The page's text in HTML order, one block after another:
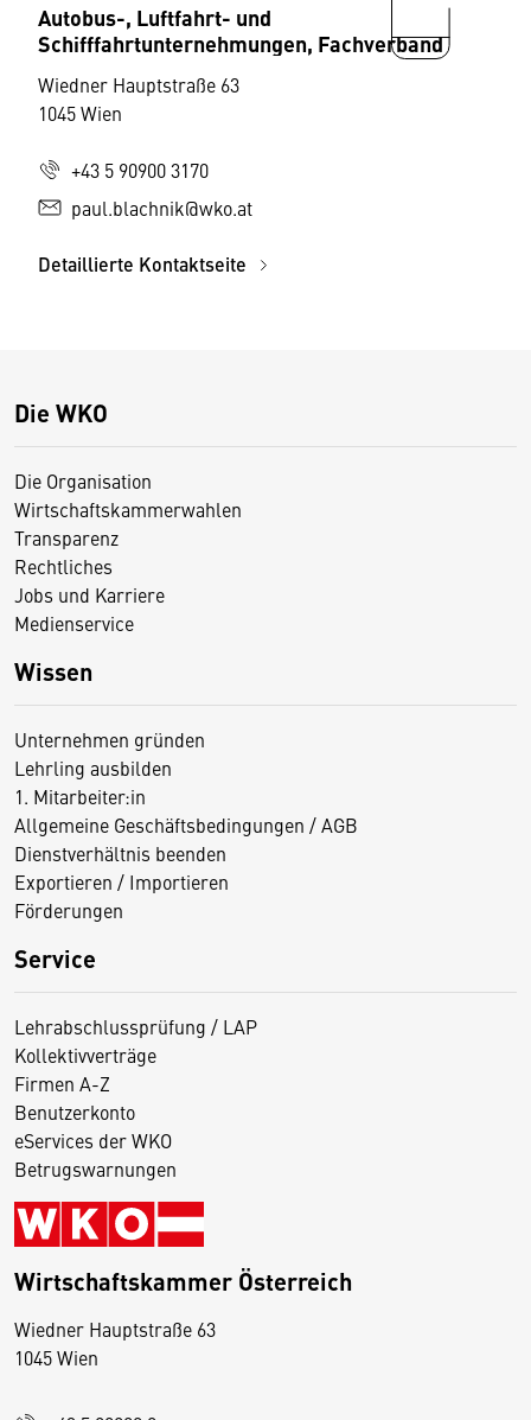
Autobus-, Luftfahrt- und
Schifffahrtunternehmungen, Fachverband
Wiedner Hauptstraße 63
1045 Wien
+43 5 90900 3170
paul.blachnik@wko.at
Detaillierte Kontaktseite
Die WKO
Die Organisation
Wirtschaftskammerwahlen
Transparenz
Rechtliches
Jobs und Karriere
Medienservice
Wissen
Unternehmen gründen
Lehrling ausbilden
1. Mitarbeiter:in
Allgemeine Geschäftsbedingungen / AGB
Dienstverhältnis beenden
Exportieren / Importieren
Förderungen
Service
Lehrabschlussprüfung / LAP
Kollektivverträge
Firmen A-Z
Benutzerkonto
eServices der WKO
Betrugswarnungen
Wirtschaftskammer Österreich
Wiedner Hauptstraße 63
1045 Wien
D